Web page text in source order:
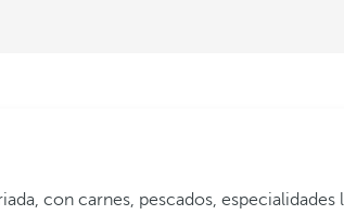
con carnes, pescados,